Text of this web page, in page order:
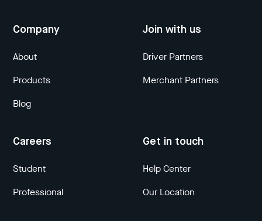
Company
About
Products
Blog
Join with us
Driver Partners
Merchant Partners
Careers
Student
Professional
Get in touch
Help Center
Our Location